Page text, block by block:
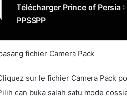
Télécharger Prince of Persia
PPSSPP
fichier Camera Pack
sur le fichier Camera Pack
dan buka salah satu mode